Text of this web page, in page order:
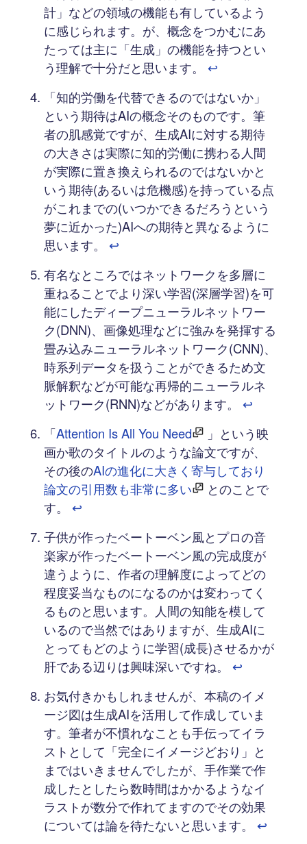
計」などの領域の機能も有しているよう
に感じられます。が、概念をつかむにあ
たっては主に「生成」の機能を持つとい
う理解で十分だと思います。 ↩︎
「知的労働を代替できるのではないか」
という期待はAIの概念そのものです。筆
者の肌感覚ですが、生成AIに対する期待
の大きさは実際に知的労働に携わる人間
が実際に置き換えられるのではないかと
いう期待(あるいは危機感)を持っている点
がこれまでの(いつかできるだろうという
夢に近かった)AIへの期待と異なるように
思います。 ↩︎
有名なところではネットワークを多層に
重ねることでより深い学習(深層学習)を可
能にしたディープニューラルネットワー
ク(DNN)、画像処理などに強みを発揮する
畳み込みニューラルネットワーク(CNN)、
時系列データを扱うことができるため文
脈解釈などが可能な再帰的ニューラルネ
ットワーク(RNN)などがあります。 ↩︎
「Attention Is All You Need
」という映
画か歌のタイトルのような論文ですが、
その後のAIの進化に大きく寄与しており
論文の引用数も非常に多い
とのことで
す。 ↩︎
子供が作ったベートーベン風とプロの音
楽家が作ったベートーベン風の完成度が
違うように、作者の理解度によってどの
程度妥当なものになるのかは変わってく
るものと思います。人間の知能を模して
いるので当然ではありますが、生成AIに
とってもどのように学習(成長)させるかが
肝である辺りは興味深いですね。 ↩︎
お気付きかもしれませんが、本稿のイメ
ージ図は生成AIを活用して作成していま
す。筆者が不慣れなことも手伝ってイラ
ストとして「完全にイメージどおり」と
まではいきませんでしたが、手作業で作
成したとしたら数時間はかかるようなイ
ラストが数分で作れてますのでその効果
については論を待たないと思います。 ↩︎